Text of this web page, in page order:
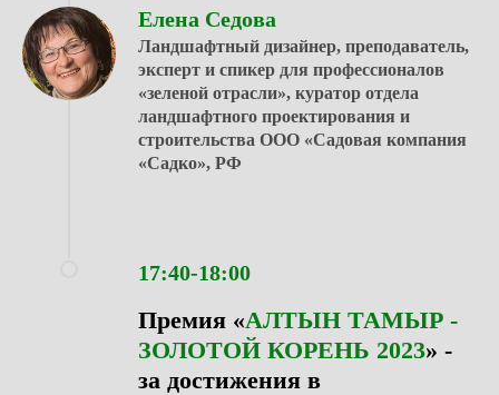
Елена Седова
Ландшафтный дизайнер, преподаватель,
эксперт и спикер для профессионалов
«зеленой отрасли», куратор отдела
ландшафтного проектирования и
строительства ООО «Садовая компания
«Садко», РФ
17:40-18:00
Премия «АЛТЫН ТАМЫР -
ЗОЛОТОЙ КОРЕНЬ 2023» -
за достижения в